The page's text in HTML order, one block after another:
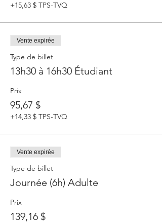
+15,63 $ TPS-TVQ
Vente expirée
Type de billet
13h30 à 16h30 Étudiant
Prix
95,67 $
+14,33 $ TPS-TVQ
Vente expirée
Type de billet
Journée (6h) Adulte
Prix
139,16 $